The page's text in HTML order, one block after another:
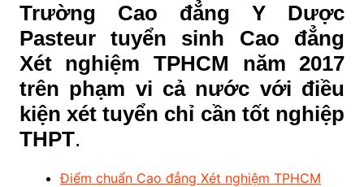
Trường Cao đẳng Y Dược
Pasteur tuyển sinh Cao đẳng
Xét nghiệm TPHCM năm 2017
trên phạm vi cả nước với điều
kiện xét tuyển chỉ cần tốt nghiệp
THPT.
Điểm chuẩn Cao đẳng Xét nghiệm TPHCM